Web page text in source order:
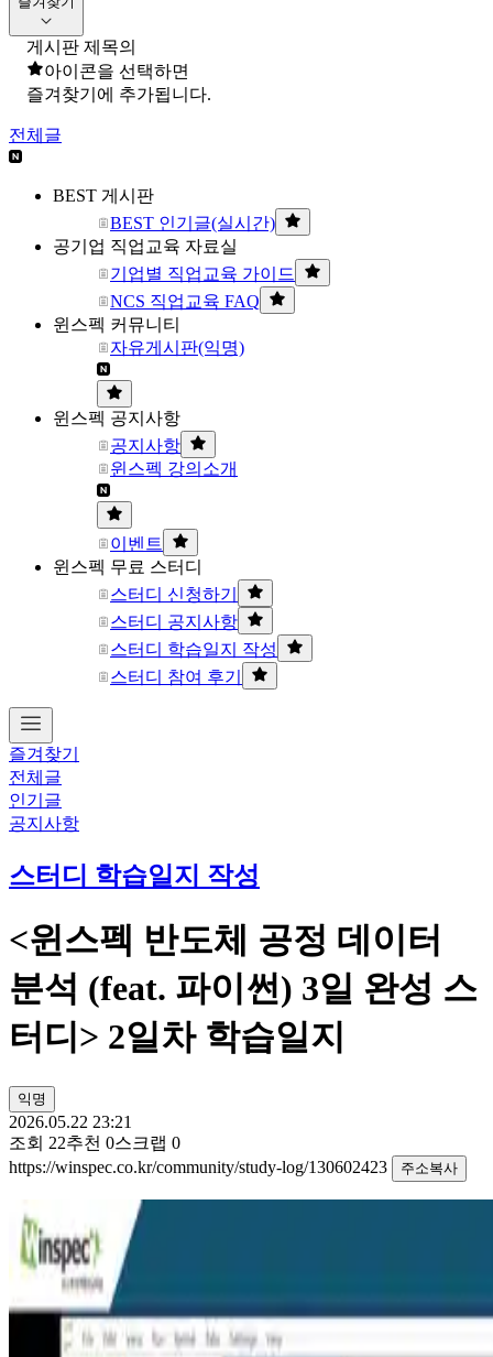
게시판 제목의
아이콘을 선택하면
즐겨찾기에 추가됩니다.
전체글
BEST 게시판
BEST 인기글(실시간)
공기업 직업교육 자료실
기업별 직업교육 가이드
NCS 직업교육 FAQ
윈스펙 커뮤니티
자유게시판(익명)
윈스펙 공지사항
공지사항
윈스펙 강의소개
이벤트
윈스펙 무료 스터디
스터디 신청하기
스터디 공지사항
스터디 학습일지 작성
스터디 참여 후기
즐겨찾기
전체글
인기글
공지사항
스터디 학습일지 작성
<윈스펙 반도체 공정 데이터
분석 (feat. 파이썬) 3일 완성 스
터디> 2일차 학습일지
익명
2026.05.22 23:21
조회 22추천 0스크랩 0
https://winspec.co.kr/community/study-log/130602423
주소복사